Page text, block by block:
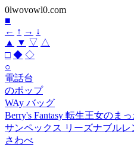
0lwovowl0.com
■
← ↑ → ↓
▲
▼ ▽ △
□ ◆ ◇
○
電話台
のポップ
WAy バッグ
Berry's Fantasy 転生王女のま
サンペックス リーズナブル
さわべ